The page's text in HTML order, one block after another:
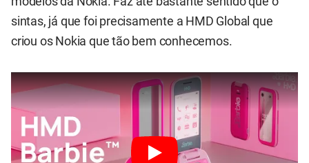
sintas, já que foi precisamente a HMD Global que
criou os Nokia que tão bem conhecemos.